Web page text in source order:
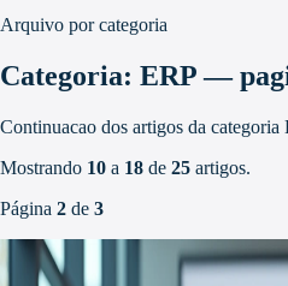
Arquivo por categoria
Categoria: ERP —
Continuacao dos artigos da categoria
Mostrando 10 a 18 de 25 artigos.
Página 2 de 3